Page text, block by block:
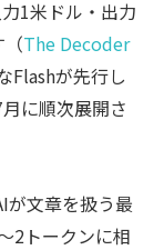
1米ドル・出力
The Decoder
Flashが先行し
に順次展開さ
が文章を扱う最
2トークンに相